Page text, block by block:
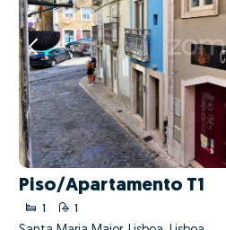
Piso/Apartamento T1